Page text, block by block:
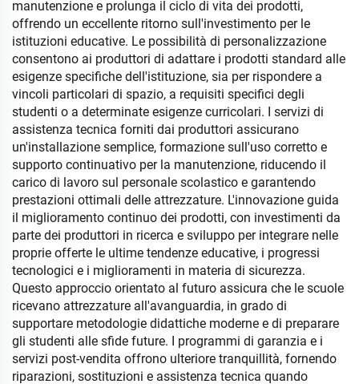
manutenzione e prolunga il ciclo di vita dei prodotti,
offrendo un eccellente ritorno sull'investimento per le
istituzioni educative. Le possibilità di personalizzazione
consentono ai produttori di adattare i prodotti standard alle
esigenze specifiche dell'istituzione, sia per rispondere a
vincoli particolari di spazio, a requisiti specifici degli
studenti o a determinate esigenze curricolari. I servizi di
assistenza tecnica forniti dai produttori assicurano
un'installazione semplice, formazione sull'uso corretto e
supporto continuativo per la manutenzione, riducendo il
carico di lavoro sul personale scolastico e garantendo
prestazioni ottimali delle attrezzature. L'innovazione guida
il miglioramento continuo dei prodotti, con investimenti da
parte dei produttori in ricerca e sviluppo per integrare nelle
proprie offerte le ultime tendenze educative, i progressi
tecnologici e i miglioramenti in materia di sicurezza.
Questo approccio orientato al futuro assicura che le scuole
ricevano attrezzature all'avanguardia, in grado di
supportare metodologie didattiche moderne e di preparare
gli studenti alle sfide future. I programmi di garanzia e i
servizi post-vendita offrono ulteriore tranquillità, fornendo
riparazioni, sostituzioni e assistenza tecnica quando